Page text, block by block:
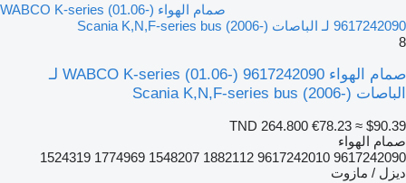
صمام الهواء WABCO K-series (01.06-)
9617242090 لـ الباصات Scania K,N,F-series bus (2006-)
8
صمام الهواء WABCO K-series (01.06-) 9617242090 لـ
الباصات Scania K,N,F-series bus (2006-)
TND 264.800 €78.23 ≈ $90.39
صمام الهواء
9617242090 9617242010 1882112 1548207 1774969 1524319
ديزل / مازوت